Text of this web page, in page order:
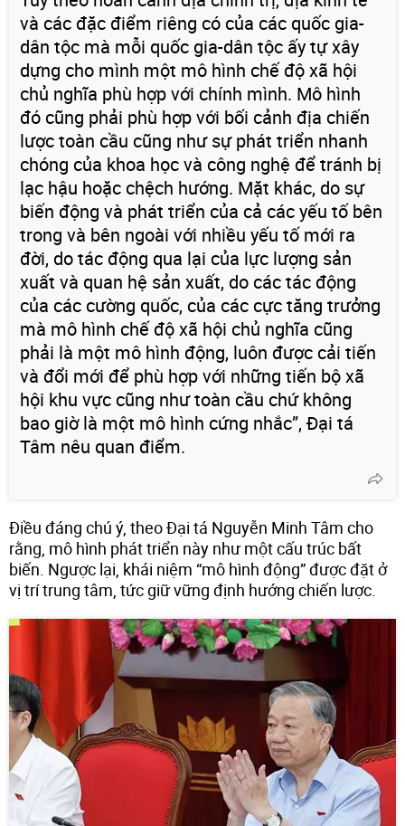
và các đặc điểm riêng có của các quốc gia-
dân tộc mà mỗi quốc gia-dân tộc ấy tự xây
dựng cho mình một mô hình chế độ xã hội
chủ nghĩa phù hợp với chính mình. Mô hình
đó cũng phải phù hợp với bối cảnh địa chiến
lược toàn cầu cũng như sự phát triển nhanh
chóng của khoa học và công nghệ để tránh bị
lạc hậu hoặc chệch hướng. Mặt khác, do sự
biến động và phát triển của cả các yếu tố bên
trong và bên ngoài với nhiều yếu tố mới ra
đời, do tác động qua lại của lực lượng sản
xuất và quan hệ sản xuất, do các tác động
của các cường quốc, của các cực tăng trưởng
mà mô hình chế độ xã hội chủ nghĩa cũng
phải là một mô hình động, luôn được cải tiến
và đổi mới để phù hợp với những tiến bộ xã
hội khu vực cũng như toàn cầu chứ không
bao giờ là một mô hình cứng nhắc”, Đại tá
Tâm nêu quan điểm.
Điều đáng chú ý, theo Đại tá Nguyễn Minh Tâm cho
rằng, mô hình phát triển này như một cấu trúc bất
biến. Ngược lại, khái niệm “mô hình động” được đặt ở
vị trí trung tâm, tức giữ vững định hướng chiến lược.